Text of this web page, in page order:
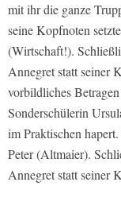
mit ihr die ganze
seine Kopfnoten
(Wirtschaft!).
Annegret statt seiner
vorbildliches
Sonderschülerin
im Praktischen
Peter (Altmaier).
Annegret statt seiner